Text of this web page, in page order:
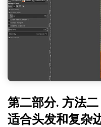
第二部分. 方法
适合头发和复杂